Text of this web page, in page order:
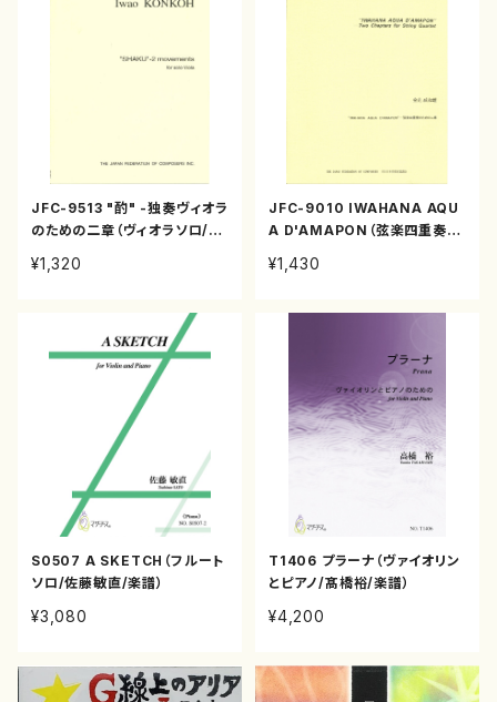
JFC-9513 "酌" -独奏ヴィオラ
のための二章（ヴィオラソロ/金
¥1,320
JFC-9010 IWAHANA AQU
A D'AMAPON（弦楽四重奏/
¥1,430
S0507 A SKETCH（フルート
ソロ/佐藤敏直/楽譜）
¥3,080
T1406 プラーナ（ヴァイオリン
とピアノ/髙橋裕/楽譜）
¥4,200